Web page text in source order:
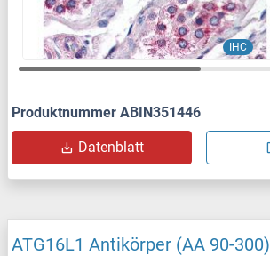
IHC
Produktnummer ABIN351446
Datenblatt
ATG16L1 Antikörper (AA 90-300)